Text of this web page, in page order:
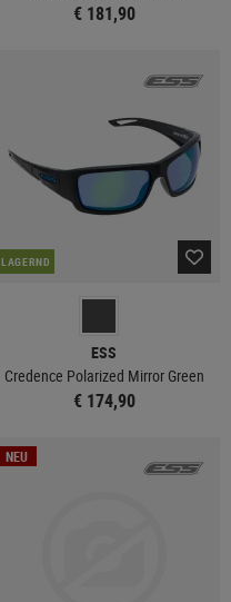
€ 181,90
LAGERND
ESS
Credence Polarized Mirror Green
€ 174,90
NEU